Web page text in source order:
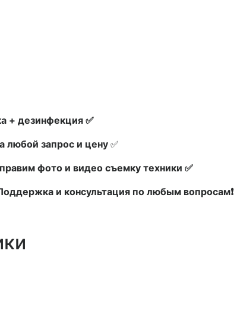
+ дезинфекция ✅
любой запрос и цену ✅
фото и видео съемку техники ✅
и консультация по любым вопросам❗